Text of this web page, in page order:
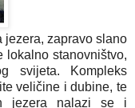
jezera, zapravo slano
lokalno stanovništvo,
svijeta. Kompleks
veličine i dubine, te
jezera nalazi se i